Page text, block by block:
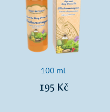
100 ml
195 Kč